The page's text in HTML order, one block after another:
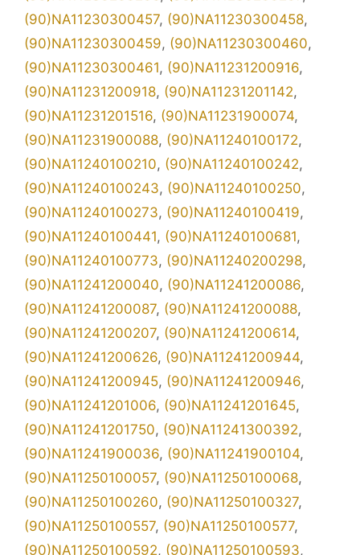
(90)NA11230300457, (90)NA11230300458,
(90)NA11230300459, (90)NA11230300460,
(90)NA11230300461, (90)NA11231200916,
(90)NA11231200918, (90)NA11231201142,
(90)NA11231201516, (90)NA11231900074,
(90)NA11231900088, (90)NA11240100172,
(90)NA11240100210, (90)NA11240100242,
(90)NA11240100243, (90)NA11240100250,
(90)NA11240100273, (90)NA11240100419,
(90)NA11240100441, (90)NA11240100681,
(90)NA11240100773, (90)NA11240200298,
(90)NA11241200040, (90)NA11241200086,
(90)NA11241200087, (90)NA11241200088,
(90)NA11241200207, (90)NA11241200614,
(90)NA11241200626, (90)NA11241200944,
(90)NA11241200945, (90)NA11241200946,
(90)NA11241201006, (90)NA11241201645,
(90)NA11241201750, (90)NA11241300392,
(90)NA11241900036, (90)NA11241900104,
(90)NA11250100057, (90)NA11250100068,
(90)NA11250100260, (90)NA11250100327,
(90)NA11250100557, (90)NA11250100577,
(90)NA11250100592, (90)NA11250100593,